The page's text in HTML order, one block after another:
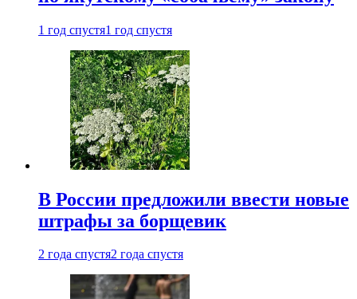
1 год спустя1 год спустя
В России предложили ввести новые
штрафы за борщевик
2 года спустя2 года спустя